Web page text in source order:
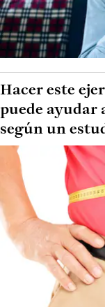
Hacer este
puede ayudar
según un